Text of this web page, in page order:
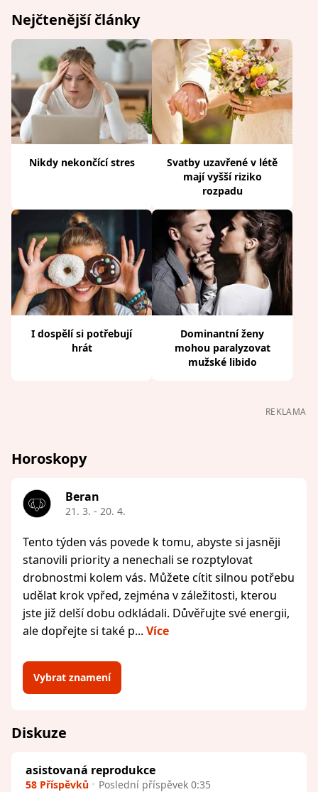
Nejčtenější články
Nikdy nekončící stres
Svatby uzavřené v létě
mají vyšší riziko
rozpadu
I dospělí si potřebují
hrát
Dominantní ženy
mohou paralyzovat
mužské libido
REKLAMA
Horoskopy
Beran
21. 3. - 20. 4.
Tento týden vás povede k tomu, abyste si jasněji
stanovili priority a nenechali se rozptylovat
drobnostmi kolem vás. Můžete cítit silnou potřebu
udělat krok vpřed, zejména v záležitosti, kterou
jste již delší dobu odkládali. Důvěřujte své energii,
ale dopřejte si také p... Více
Vybrat znamení
Diskuze
asistovaná reprodukce
58 Příspěvků Poslední příspěvek 0:35